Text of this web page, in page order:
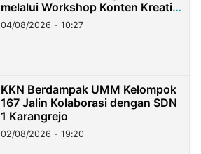
melalui Workshop Konten Kreatif
di Taiwan
04/08/2026 - 10:27
KKN Berdampak UMM Kelompok
167 Jalin Kolaborasi dengan SDN
1 Karangrejo
02/08/2026 - 19:20